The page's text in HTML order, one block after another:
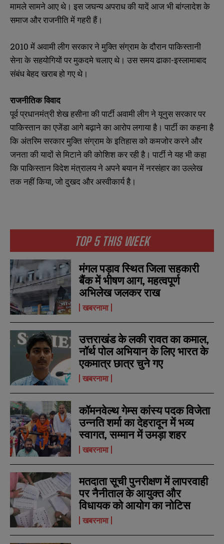
N
m
e
E
*
m
r
SUBMIT
N
m
e
E
*
m
r
SUBMIT
TOP 5 THIS WEEK
मंगल पड़ाव स्थित जिला सहकारी
बैंक में भीषण आग, महत्वपूर्ण
अभिलेख जलकर राख
खबरनामा
उत्तराखंड के लकी रावत का कमाल,
नॉर्थ पोल अभियान के लिए भारत के
एकमात्र छात्र चुने गए
खबरनामा
कॉमनवेल्थ गेम्स कांस्य पदक विजेता
उन्नति शर्मा का देहरादून में भव्य
स्वागत, सम्मान में उमड़ा शहर
खबरनामा
मतदाता सूची पुनरीक्षण में लापरवाही
पर नैनीताल के आयुक्त और
विधायक को आयोग का नोटिस
खबरनामा
मामले सामने आए थे। इस जघन्य अपराध की यादें आज भी बांग्लादेश के
समाज और राजनीति में गहरी हैं।
2010 में अवामी लीग सरकार ने मुक्ति संग्राम के दौरान पाकिस्तानी
सेना के सहयोगियों पर मुकदमे चलाए थे। उस समय ढाका-इस्लामाबाद
संबंध बेहद खराब हो गए थे।
राजनीतिक विवाद
पूर्व प्रधानमंत्री शेख हसीना की पार्टी अवामी लीग ने यूनुस सरकार पर
पाकिस्तान का एजेंडा आगे बढ़ाने का आरोप लगाया है। पार्टी का कहना है
कि अंतरिम सरकार मुक्ति संग्राम के इतिहास को कमजोर करने और
जनता की यादों से मिटाने की कोशिश कर रही है। पार्टी ने यह भी कहा
कि पाकिस्तान विदेश मंत्रालय ने अपने बयान में नरसंहार का उल्लेख
तक नहीं किया, जो दुखद और अस्वीकार्य है।